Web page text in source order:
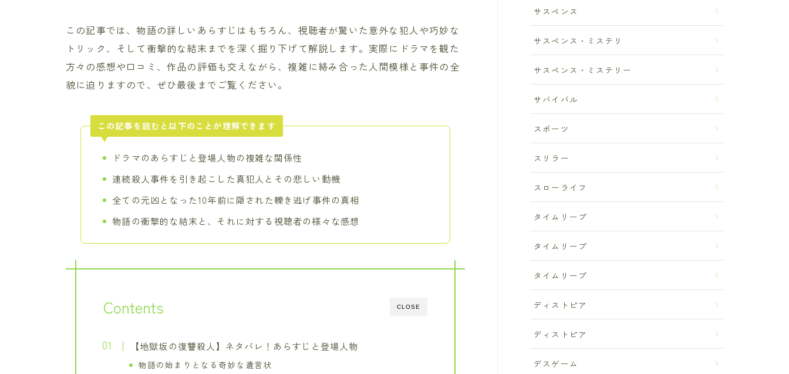
この記事では、物語の詳しいあらすじはもちろん、視聴者が驚いた意外な犯人や巧妙な
トリック、そして衝撃的な結末までを深く掘り下げて解説します。実際にドラマを観た
方々の感想や口コミ、作品の評価も交えながら、複雑に絡み合った人間模様と事件の全
貌に迫りますので、ぜひ最後までご覧ください。
この記事を読むと以下のことが理解できます
ドラマのあらすじと登場人物の複雑な関係性
連続殺人事件を引き起こした真犯人とその悲しい動機
全ての元凶となった10年前に隠された轢き逃げ事件の真相
物語の衝撃的な結末と、それに対する視聴者の様々な感想
CLOSE
Contents
【地獄坂の復讐殺人】ネタバレ！あらすじと登場人物
物語の始まりとなる奇妙な遺言状
サスペンス
サスペンス・ミステリ
サスペンス・ミステリー
サバイバル
スポーツ
スリラー
スローライフ
タイムリープ
タイムリープ
タイムリープ
ディストピア
ディストピア
デスゲーム